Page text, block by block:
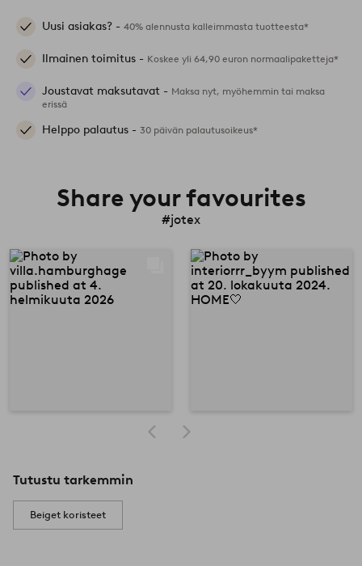
Uusi asiakas? - 40% alennusta kalleimmasta tuotteesta*
Ilmainen toimitus - Koskee yli 64,90 euron normaalipaketteja*
Joustavat maksutavat - Maksa nyt, myöhemmin tai maksa
erissä
Helppo palautus - 30 päivän palautusoikeus*
Share your favourites
#jotex
Tutustu tarkemmin
Beiget koristeet